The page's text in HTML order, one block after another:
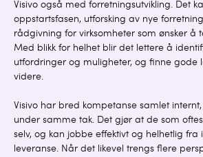
Visivo også med forretningsutvikling. Det
oppstartsfasen, utforsking av nye
rådgivning for virksomheter som ønsker å
Med blikk for helhet blir det lettere å
utfordringer og muligheter, og finne gode
videre.
Visivo har bred kompetanse samlet
under samme tak. Det gjør at de som
selv, og kan jobbe effektivt og helhetlig fra
leveranse. Når det likevel trengs flere